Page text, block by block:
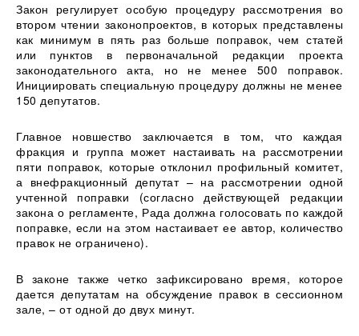
Закон регулирует особую процедуру рассмотрения во
втором чтении законопроектов, в которых представлены
как минимум в пять раз больше поправок, чем статей
или пунктов в первоначальной редакции проекта
законодательного акта, но не менее 500 поправок.
Инициировать специальную процедуру должны не менее
150 депутатов.
Главное новшество заключается в том, что каждая
фракция и группа может настаивать на рассмотрении
пяти поправок, которые отклонил профильный комитет,
а внефракционный депутат – на рассмотрении одной
учтенной поправки (согласно действующей редакции
закона о регламенте, Рада должна голосовать по каждой
поправке, если на этом настаивает ее автор, количество
правок не ограничено).
В законе также четко зафиксировано время, которое
дается депутатам на обсуждение правок в сессионном
зале, – от одной до двух минут.